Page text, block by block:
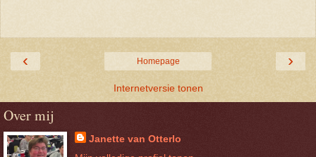
‹ ›
Homepage
Internetversie tonen
Over mij
Janette van Otterlo